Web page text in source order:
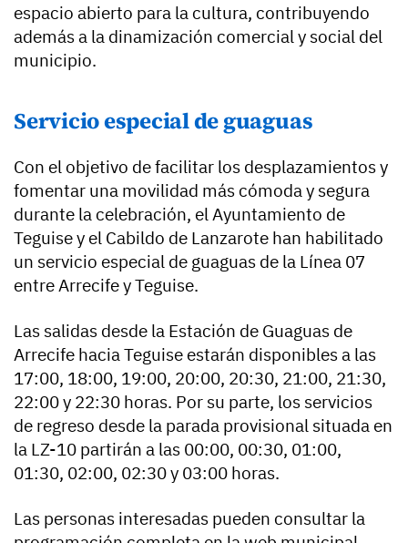
espacio abierto para la cultura, contribuyendo
además a la dinamización comercial y social del
municipio.
Servicio especial de guaguas
Con el objetivo de facilitar los desplazamientos y
fomentar una movilidad más cómoda y segura
durante la celebración, el Ayuntamiento de
Teguise y el Cabildo de Lanzarote han habilitado
un servicio especial de guaguas de la Línea 07
entre Arrecife y Teguise.
Las salidas desde la Estación de Guaguas de
Arrecife hacia Teguise estarán disponibles a las
17:00, 18:00, 19:00, 20:00, 20:30, 21:00, 21:30,
22:00 y 22:30 horas. Por su parte, los servicios
de regreso desde la parada provisional situada en
la LZ-10 partirán a las 00:00, 00:30, 01:00,
01:30, 02:00, 02:30 y 03:00 horas.
Las personas interesadas pueden consultar la